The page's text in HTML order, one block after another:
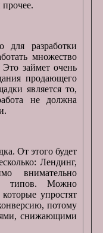
прочее.
для разработки
множество
займет очень
продающего
является то,
не должна
От этого будет
Лендинг,
внимательно
типов. Можно
упростят
потому
снижающими